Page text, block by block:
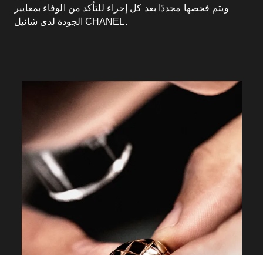
ويتم فحصها مجددًا بعد كل إجراء للتأكد من الوفاء بمعايير
الجودة لدى شانيل CHANEL.